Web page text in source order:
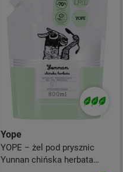
Yope
YOPE − żel pod prysznic
Yunnan chińska herbata